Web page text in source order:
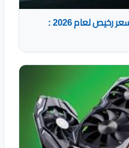
أفضل كمبيوتر مكتبي للألعاب بسعر رخيص لعام 2026 :